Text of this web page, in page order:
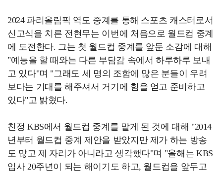
2024 파리올림픽 역도 중계를 통해 스포츠 캐스터로서
신고식을 치른 전현무는 이번에 처음으로 월드컵 중계
에 도전한다. 그는 첫 월드컵 중계를 앞둔 소감에 대해
"예능을 할 때와는 다른 부담감 속에서 하루하루 보내
고 있다"며 "그래도 세 명의 조합에 많은 분들이 우려
보다는 기대를 해주셔서 거기에 힘을 얻고 준비하고
있다"고 밝혔다.
친정 KBS에서 월드컵 중계를 맡게 된 것에 대해 "2014
년부터 월드컵 중계 제안을 받았지만 제가 하는 방송
도 많고 제 자리가 아니라고 생각했다"며 "올해는 KBS
입사 20주년이 되는 해이기도 하고, 월드컵을 앞두고